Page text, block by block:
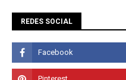
REDES SOCIAL